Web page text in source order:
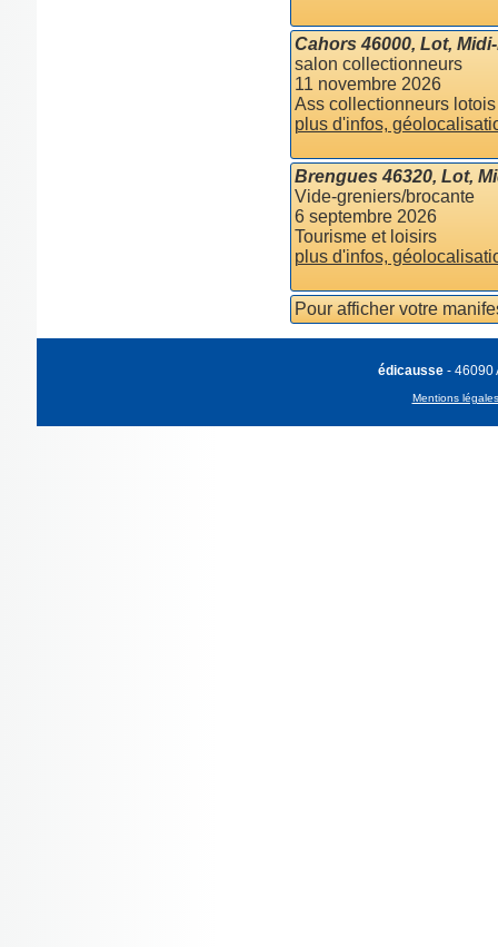
Cahors 46000, Lot,
salon collectionneurs
11 novembre 2026
Ass collectionneurs lotois
plus d'infos,
Brengues 46320, Lot,
Vide-greniers/brocante
6 septembre 2026
Tourisme et loisirs
plus d'infos,
Pour afficher votre
édicausse - 46090
Mentions légales